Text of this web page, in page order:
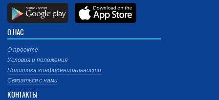
О НАС
О проекте
Условия и положения
Политика конфиденциальности
Связаться с нами
КОНТАКТЫ